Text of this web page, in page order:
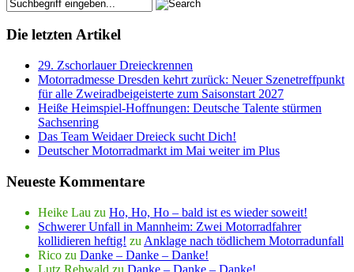
Die letzten Artikel
29. Zschorlauer Dreieckrennen
Motorradmesse Dresden kehrt zurück: Neuer Szenetreffpunkt
für alle Zweiradbeigeisterte zum Saisonstart 2027
Heiße Heimspiel-Hoffnungen: Deutsche Talente stürmen
Sachsenring
Das Team Weidaer Dreieck sucht Dich!
Deutscher Motorradmarkt im Mai weiter im Plus
Neueste Kommentare
Heike Lau zu Ho, Ho, Ho – bald ist es wieder soweit!
Schwerer Unfall in Mannheim: Zwei Motorradfahrer
kollidieren heftig! zu Anklage nach tödlichem Motorradunfall
Rico zu Danke – Danke – Danke!
Lutz Rehwald zu Danke – Danke – Danke!